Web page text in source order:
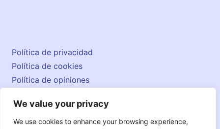
We value your privacy
We use cookies to enhance your browsing experience,
© 2026 englishatlas.es
Política de privacidad
Política de cookies
Política de opiniones
Contacto